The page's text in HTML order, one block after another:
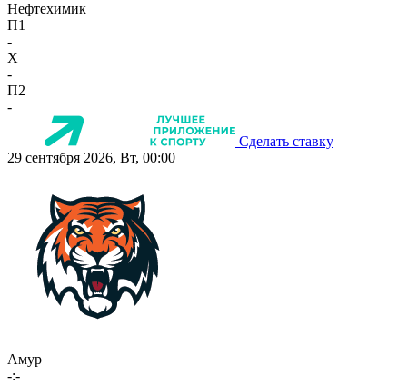
Нефтехимик
П1
-
X
-
П2
-
Сделать ставку
29 сентября 2026, Вт, 00:00
Амур
-:-